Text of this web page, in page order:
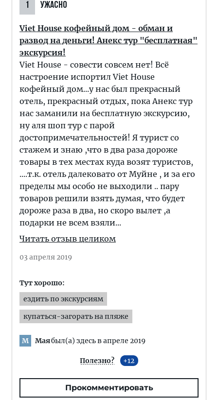
1 УЖАСНО
Viet House кофейный дом - обман и
развод на деньги! Анекс тур "бесплатная"
экскурсия!
Viet House - совести совсем нет! Всё
настроение испортил Viet House
кофейный дом...у нас был прекрасный
отель, прекрасный отдых, пока Анекс тур
нас заманили на бесплатную экскурсию,
ну аля шоп тур с парой
достопримечательностей! Я турист со
стажем и знаю ,что в два раза дороже
товары в тех местах куда возят туристов,
....т.к. отель далековато от Муйне , и за его
пределы мы особо не выходили .. пару
товаров решили взять думая, что будет
дороже раза в два, но скоро вылет ,а
подарки не всем взяли...
Читать отзыв целиком
03 апреля 2019
Тут хорошо:
ездить по экскурсиям
купаться-загорать на пляже
М Маябыл(а) здесь в апреле 2019
Полезно? 12
Прокомментировать